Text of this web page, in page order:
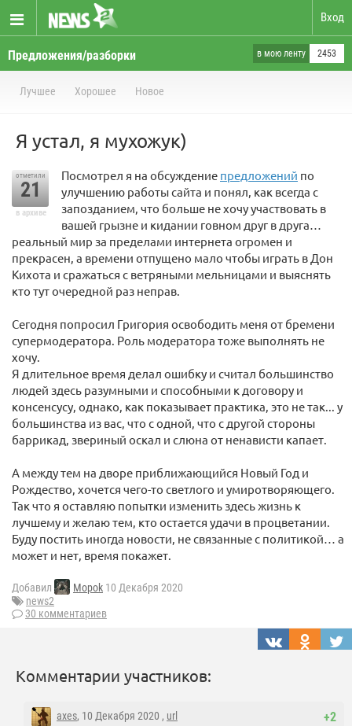
Вход
Предложения/разборки в мою ленту 2453
Лучшее Хорошее Новое
Я устал, я мухожук)
отметили
21
в архиве
Посмотрел я на обсуждение предложений по
улучшению работы сайта и понял, как всегда с
запозданием, что больше не хочу участвовать в
вашей грызне и кидании говном друг в друга…
реальный мир за пределами интернета огромен и
прекрасен, а времени отпущено мало чтобы играть в Дон
Кихота и сражаться с ветряными мельницами и выяснять
кто тут очередной раз неправ.
Сегодня попросил Григория освободить меня от бремени
супермодератора. Роль модератора тоже выполнять не
хочу.
Я длительное время делал ошибку и считал большинство
людей здесь разумными и способными к договору и
консенсусу, однако, как показывает практика, это не так... у
большинства из вас, что с одной, что с другой стороны
баррикад, звериный оскал и слюна от ненависти капает.
А между тем на дворе приближающийся Новый Год и
Рождество, хочется чего-то светлого и умиротворяющего.
Так что я оставляю попытки изменить здесь жизнь к
лучшему и желаю тем, кто остается удачи в процветании.
Буду постить иногда новости, не связанные с политикой… а
может и нет, время покажет.
Добавил Mopok 10 Декабря 2020
news2
30 комментариев
Комментарии участников:
+2
axes, 10 Декабря 2020 , url